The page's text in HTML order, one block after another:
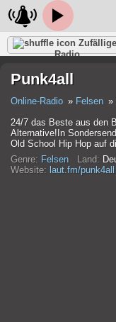
Radio
Punk4all
Online-Radio Felsen
24/7 das Beste aus den
Alternative!In
Old School Hip Hop auf
Genre: Felsen Land:
Website: laut.fm/punk4all